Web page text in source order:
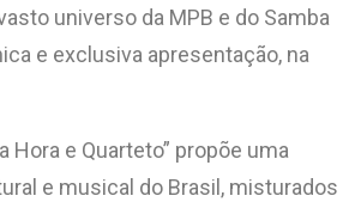
universo da MPB e do Samba
e exclusiva apresentação, na
e Quarteto” propõe uma
e musical do Brasil, misturados